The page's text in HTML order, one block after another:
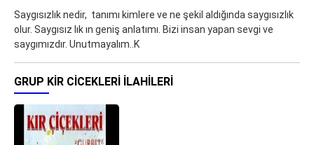
Saygısızlık nedir, tanımı kimlere ve ne şekil aldığında saygısızlık
olur. Saygısız lık ın geniş anlatımı. Bizi insan yapan sevgi ve
saygımızdır. Unutmayalım..K
GRUP KIR CICEKLERI ILAHILERI